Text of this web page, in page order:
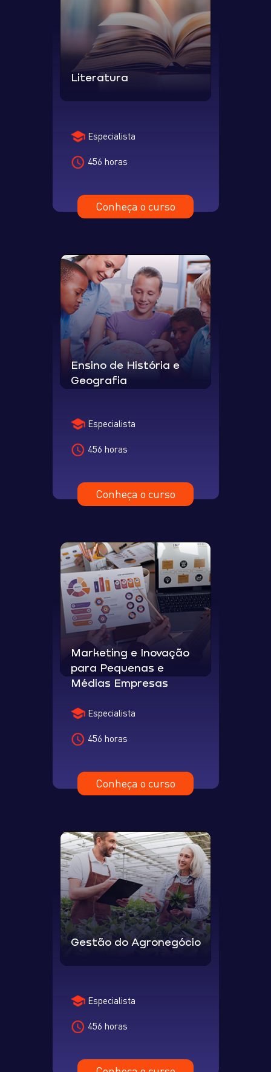
Literatura
Especialista
456 horas
Conheça o curso
Ensino de História e
Geografia
Especialista
456 horas
Conheça o curso
Marketing e Inovação
para Pequenas e
Médias Empresas
Especialista
456 horas
Conheça o curso
Gestão do Agronegócio
Especialista
456 horas